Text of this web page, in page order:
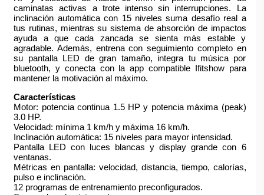
caminatas activas a trote intenso sin interrupciones. La
inclinación automática con 15 niveles suma desafío real a
tus rutinas, mientras su sistema de absorción de impactos
ayuda a que cada zancada se sienta más estable y
agradable. Además, entrena con seguimiento completo en
su pantalla LED de gran tamaño, integra tu música por
bluetooth, y conecta con la app compatible Ifitshow para
mantener la motivación al máximo.
Características
Motor: potencia continua 1.5 HP y potencia máxima (peak)
3.0 HP.
Velocidad: mínima 1 km/h y máxima 16 km/h.
Inclinación automática: 15 niveles para mayor intensidad.
Pantalla LED con luces blancas y display grande con 6
ventanas.
Métricas en pantalla: velocidad, distancia, tiempo, calorías,
pulso e inclinación.
12 programas de entrenamiento preconfigurados.